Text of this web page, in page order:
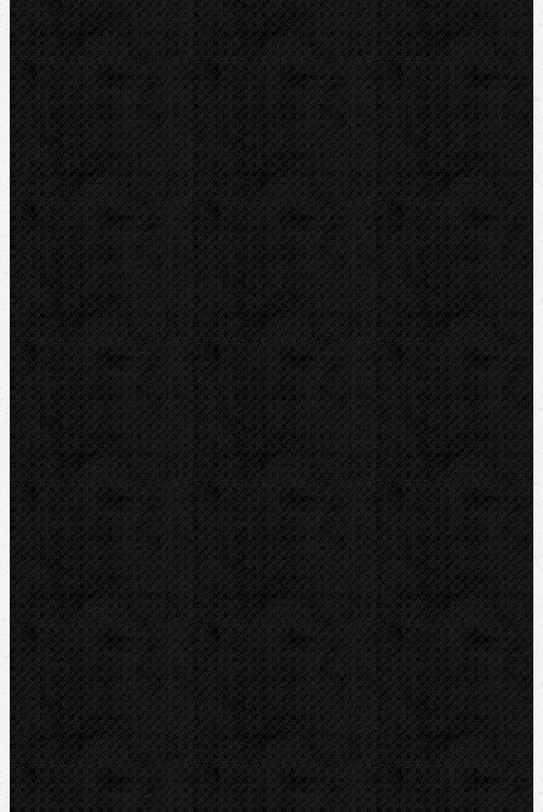
Ohýbačky
Vyhrdlovače
Lisování
Závitořezy
Drážkovače
Pily
Tlakové pumpy
Čističky kanalizace
Odvápňovací systémy
Klimatizační technika